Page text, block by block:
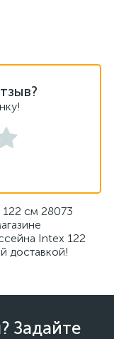
122 см 28073
Intex 122
доставкой!
Задайте